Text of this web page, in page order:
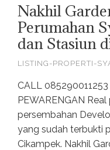
Nakhil
Perumahan
dan Stasiun
LISTING-PROPERTI-
CALL
PEWARENGAN
persembahan
yang sudah terbukti
Cikampek. Nakhil